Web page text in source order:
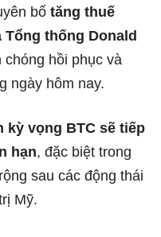
bố tăng thuế
Tổng thống Donald
chóng hồi phục và
ngày hôm nay.
vọng BTC sẽ tiếp
hạn, đặc biệt trong
sau các động thái
Mỹ.